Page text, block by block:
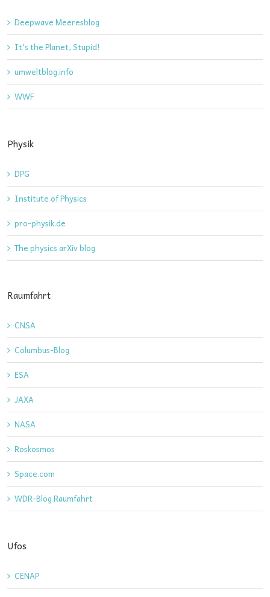
Deepwave Meeresblog
It's the Planet, Stupid!
umweltblog.info
WWF
Physik
DPG
Institute of Physics
pro-physik.de
The physics arXiv blog
Raumfahrt
CNSA
Columbus-Blog
ESA
JAXA
NASA
Roskosmos
Space.com
WDR-Blog Raumfahrt
Ufos
CENAP